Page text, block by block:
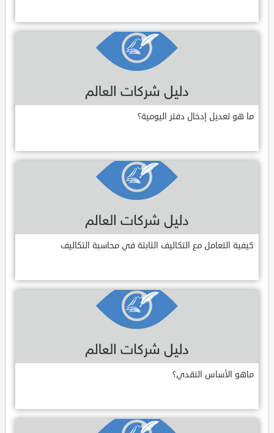
ما هو تعديل إدخال دفتر اليومية؟
كيفية التعامل مع التكاليف الثابتة في محاسبة التكاليف
ماهو الأساس النقدي؟